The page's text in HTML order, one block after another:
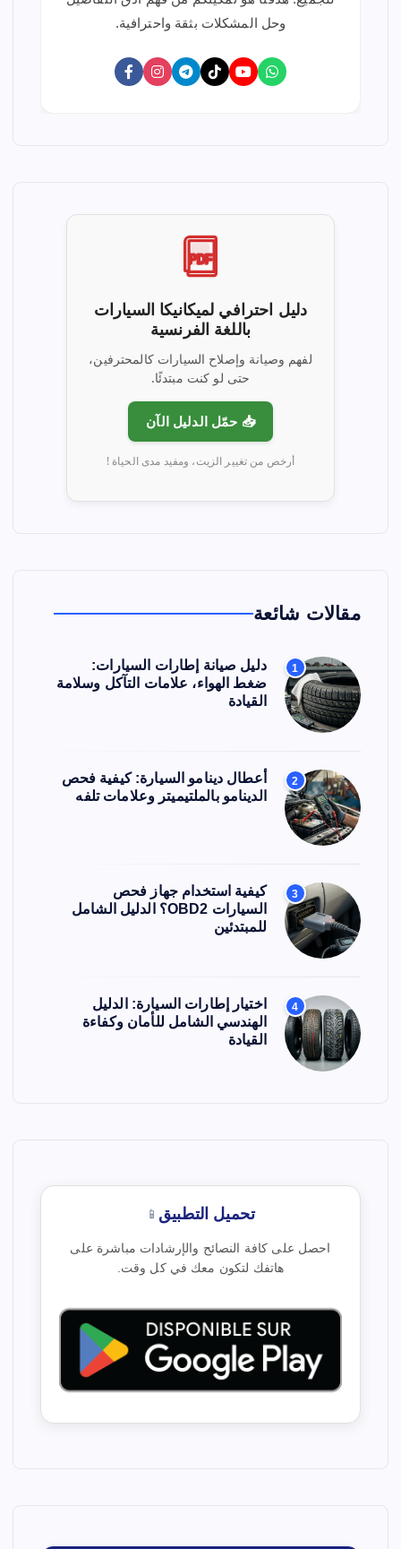
وحل المشكلات بثقة واحترافية.
PDF
دليل احترافي لميكانيكا السيارات
باللغة الفرنسية
لفهم وصيانة وإصلاح السيارات كالمحترفين،
حتى لو كنت مبتدئًا.
📥 حمّل الدليل الآن
أرخص من تغيير الزيت، ومفيد مدى الحياة !
مقالات شائعة
1
دليل صيانة إطارات السيارات:
ضغط الهواء، علامات التآكل وسلامة
القيادة
2
أعطال دينامو السيارة: كيفية فحص
الدينامو بالملتيميتر وعلامات تلفه
3
كيفية استخدام جهاز فحص
السيارات OBD2؟ الدليل الشامل
للمبتدئين
4
اختيار إطارات السيارة: الدليل
الهندسي الشامل للأمان وكفاءة
القيادة
📱 تحميل التطبيق
احصل على كافة النصائح والإرشادات مباشرة على
هاتفك لتكون معك في كل وقت.